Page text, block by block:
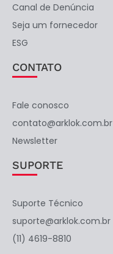
Canal de Denúncia
Seja um fornecedor
ESG
CONTATO
Fale conosco
contato@arklok.com.br
Newsletter
SUPORTE
Suporte Técnico
suporte@arklok.com.br
(11) 4619-8810